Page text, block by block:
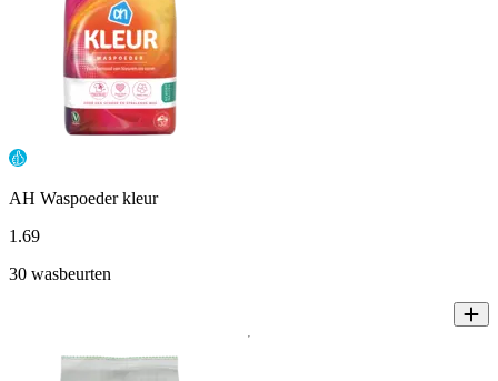
AH Waspoeder kleur
1 .69
30 wasbeurten